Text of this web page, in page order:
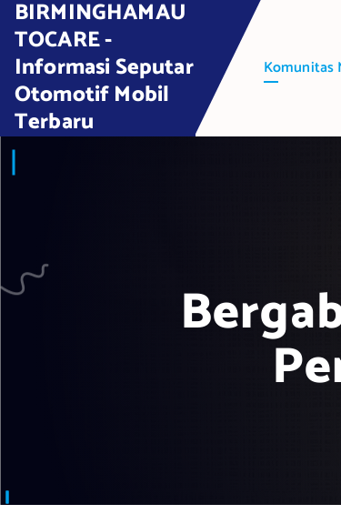
t
BIRMINGHAMAU
TOCARE -
Informasi Seputar
Otomotif Mobil
Terbaru
Komunitas